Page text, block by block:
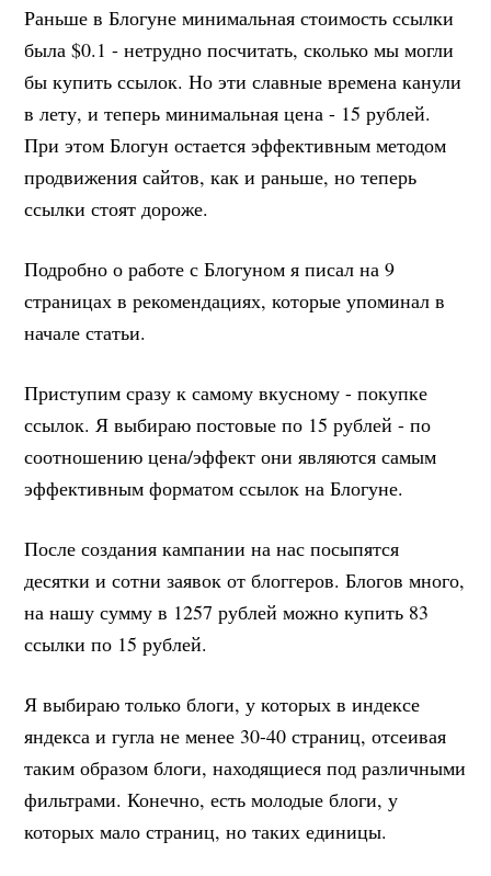
Раньше в Блогуне минимальная стоимость ссылки
была $0.1 - нетрудно посчитать, сколько мы могли
бы купить ссылок. Но эти славные времена канули
в лету, и теперь минимальная цена - 15 рублей.
При этом Блогун остается эффективным методом
продвижения сайтов, как и раньше, но теперь
ссылки стоят дороже.
Подробно о работе с Блогуном я писал на 9
страницах в рекомендациях, которые упоминал в
начале статьи.
Приступим сразу к самому вкусному - покупке
ссылок. Я выбираю постовые по 15 рублей - по
соотношению цена/эффект они являются самым
эффективным форматом ссылок на Блогуне.
После создания кампании на нас посыпятся
десятки и сотни заявок от блоггеров. Блогов много,
на нашу сумму в 1257 рублей можно купить 83
ссылки по 15 рублей.
Я выбираю только блоги, у которых в индексе
яндекса и гугла не менее 30-40 страниц, отсеивая
таким образом блоги, находящиеся под различными
фильтрами. Конечно, есть молодые блоги, у
которых мало страниц, но таких единицы.